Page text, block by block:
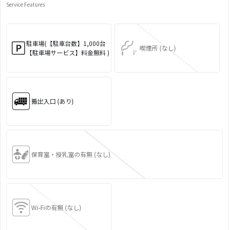
Service Features
駐車場(【駐車台数】1,000台
【駐車場サービス】料金無料 )
喫煙所 (なし)
搬出入口 (あり)
保育室・授乳室の有無 (なし)
Wi-Fiの有無 (なし)